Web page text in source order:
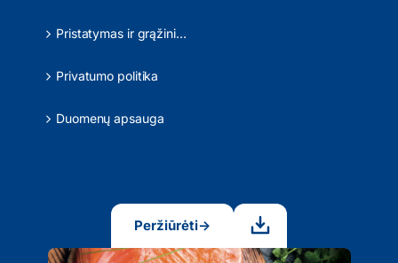
Pristatymas ir grąžinimas
Privatumo politika
Duomenų apsauga
Peržiūrėti→